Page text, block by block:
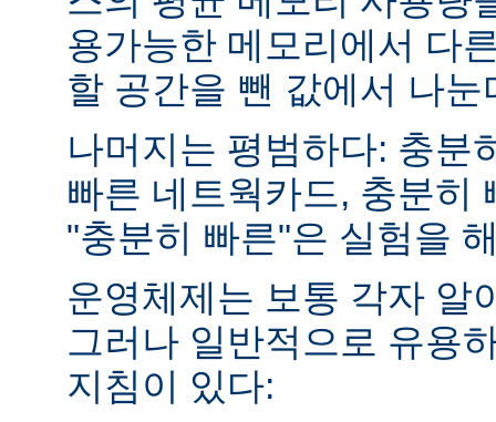
용가능한 메모리에서 다
할 공간을 뺀 값에서 나눈
나머지는 평범하다: 충분
빠른 네트웍카드, 충분히
"충분히 빠른"은 실험을
운영체제는 보통 각자 알
그러나 일반적으로 유용
지침이 있다: